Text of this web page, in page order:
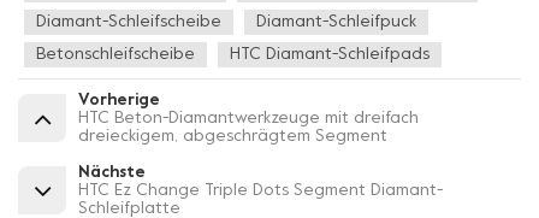
Diamant-Schleifscheibe Diamant-Schleifpuck
Betonschleifscheibe HTC Diamant-Schleifpads
Vorherige
HTC Beton-Diamantwerkzeuge mit dreifach
dreieckigem, abgeschrägtem Segment
Nächste
HTC Ez Change Triple Dots Segment Diamant-
Schleifplatte